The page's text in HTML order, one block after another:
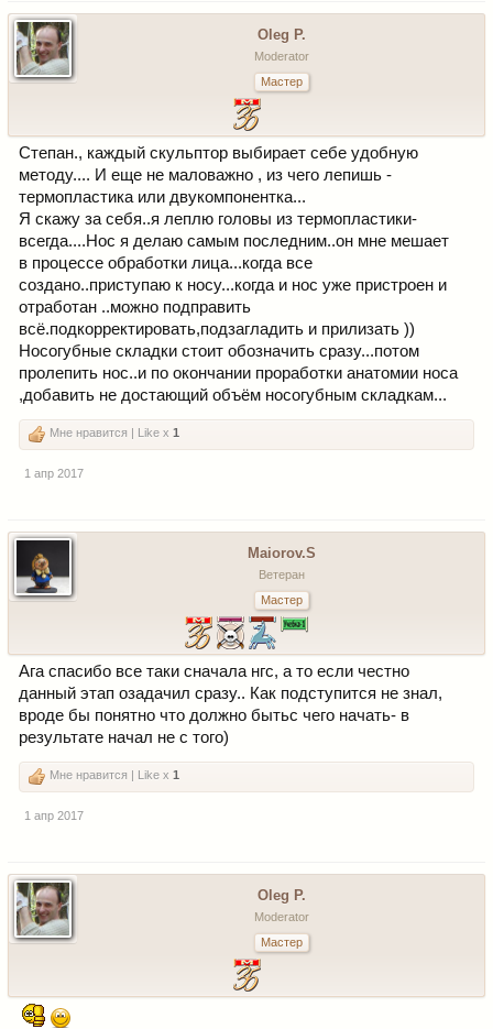
Oleg P.
Moderator
Мастер
Степан., каждый скульптор выбирает себе удобную
методу.... И еще не маловажно , из чего лепишь -
термопластика или двукомпонентка...
Я скажу за себя..я леплю головы из термопластики-
всегда....Нос я делаю самым последним..он мне мешает
в процессе обработки лица...когда все
создано..приступаю к носу...когда и нос уже пристроен и
отработан ..можно подправить
всё.подкорректировать,подзагладить и прилизать ))
Носогубные складки стоит обозначить сразу...потом
пролепить нос..и по окончании проработки анатомии носа
,добавить не достающий объём носогубным складкам...
Мне нравится | Like x 1
1 апр 2017
Maiorov.S
Ветеран
Мастер
Ага спасибо все таки сначала нгс, а то если честно
данный этап озадачил сразу.. Как подступится не знал,
вроде бы понятно что должно бытьс чего начать- в
результате начал не с того)
Мне нравится | Like x 1
1 апр 2017
Oleg P.
Moderator
Мастер